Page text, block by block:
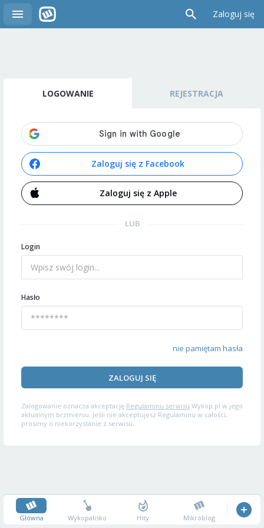
Zaloguj się
LOGOWANIE REJESTRACJA
Zaloguj się z Facebook
Zaloguj się z Apple
LUB
Login
Hasło
nie pamiętam hasła
ZALOGUJ SIĘ
Zalogowanie oznacza akceptację Regulaminu serwisu Wykop.pl w jego
aktualnym brzmieniu. Jeśli nie akceptujesz Regulaminu w całości,
prosimy o niekorzystanie z serwisu.
Główna Wykopalisko Hity Mikroblog